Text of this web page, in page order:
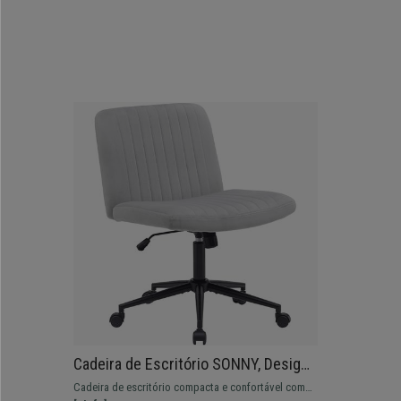
Cadeira de Escritório SONNY, Design
Compacto, Base de Metal, em Veludo
Cadeira de escritório compacta e confortável com